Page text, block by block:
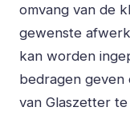
omvang van de
gewenste
kan worden
bedragen geven
van Glaszetter